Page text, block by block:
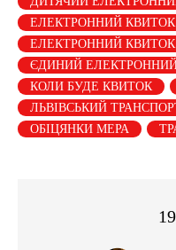
ЕЛЕКТРОННИЙ КВИТОК
ЕЛЕКТРОННИЙ КВИТОК
ЄДИНИЙ
КОЛИ БУДЕ КВИТОК
ЛЬВІВСЬКИЙ
ОБІЦЯНКИ МЕРА